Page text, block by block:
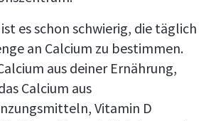
es schon schwierig, die täglich
an Calcium zu bestimmen.
aus deiner Ernährung,
Calcium aus
Vitamin D